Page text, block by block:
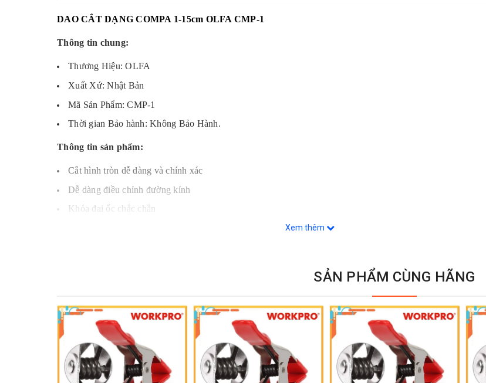
DAO CẮT DẠNG COMPA 1-15cm OLFA CMP-1
Thông tin chung:
Thương Hiệu: OLFA
Xuất Xứ: Nhật Bản
Mã Sản Phẩm: CMP-1
Thời gian Bảo hành: Không Bảo Hành.
Thông tin sản phẩm:
Cắt hình tròn dễ dàng và chính xác
Dễ dàng điều chỉnh đường kính
Khóa đai ốc chắc chắn
Xem thêm
SẢN PHẨM CÙNG HÃNG